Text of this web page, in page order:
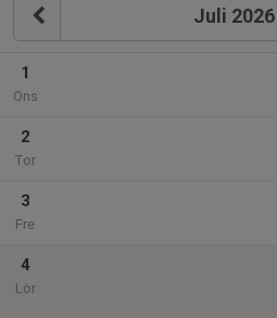
Juli 2026
1
Ons
2
Tor
3
Fre
4
Lör